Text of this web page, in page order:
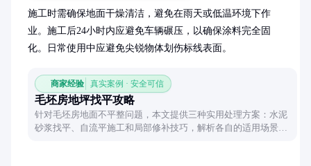
施工时需确保地面干燥清洁，避免在雨天或低温环境下作
业。施工后24小时内应避免车辆碾压，以确保涂料完全固
化。日常使用中应避免尖锐物体划伤标线表面。
商家经验 真实案例 · 安全可信
毛坯房地坪找平攻略
针对毛坯房地面不平整问题，本文提供三种实用处理方案：水泥
砂浆找平、自流平施工和局部修补技巧，解析各自的适用场景与